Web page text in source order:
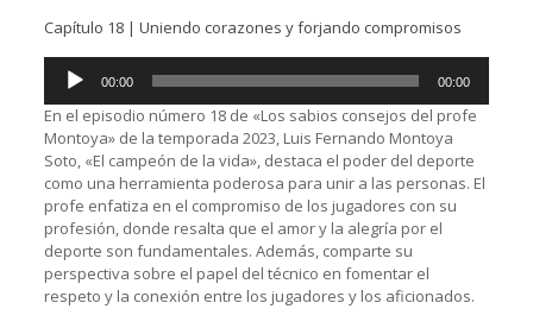
Capítulo 18 | Uniendo corazones y forjando compromisos
Reproductor
audio
00:00 00:00
En el episodio número 18 de «Los sabios consejos del profe
Montoya» de la temporada 2023, Luis Fernando Montoya
Soto, «El campeón de la vida», destaca el poder del deporte
como una herramienta poderosa para unir a las personas. El
profe enfatiza en el compromiso de los jugadores con su
profesión, donde resalta que el amor y la alegría por el
deporte son fundamentales. Además, comparte su
perspectiva sobre el papel del técnico en fomentar el
respeto y la conexión entre los jugadores y los aficionados.